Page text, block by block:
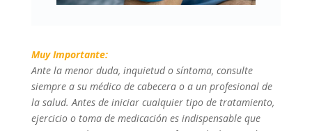
Muy Importante:
Ante la menor duda, inquietud o síntoma, consulte
siempre a su médico de cabecera o a un profesional de
la salud. Antes de iniciar cualquier tipo de tratamiento,
ejercicio o toma de medicación es indispensable que